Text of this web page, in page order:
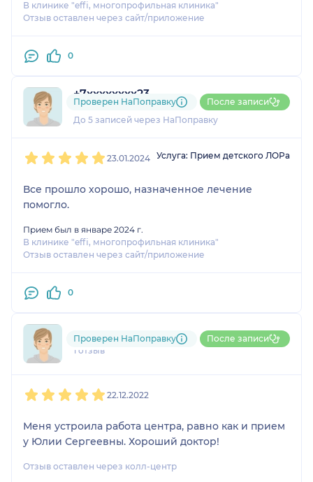
В клинике "effi, многопрофильная клиника"
Отзыв оставлен через сайт/приложение
0
+7xxxxxxxx23
1 отзыв
До 5 записей через НаПоправку
Проверен НаПоправку После записи
23.01.2024 Услуга: Прием детского ЛОРа
Все прошло хорошо, назначенное лечение
помогло.
Прием был в январе 2024 г.
В клинике "effi, многопрофильная клиника"
Отзыв оставлен через сайт/приложение
0
Пользователь НаПоправку
1 отзыв
Проверен НаПоправку После записи
22.12.2022
Меня устроила работа центра, равно как и прием
у Юлии Сергеевны. Хороший доктор!
Отзыв оставлен через колл-центр